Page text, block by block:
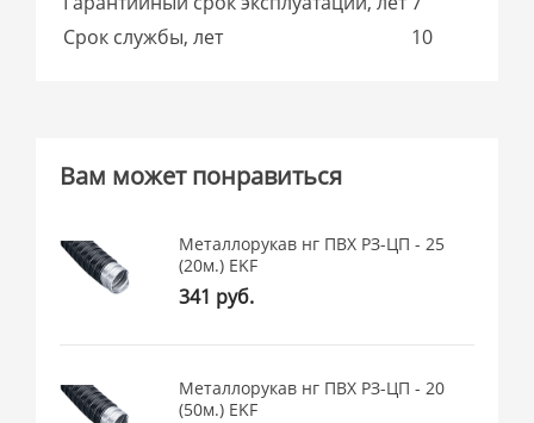
Срок службы, лет
10
Вам может понравиться
Металлорукав нг ПВХ РЗ-ЦП - 25
(20м.) EKF
341 руб.
Металлорукав нг ПВХ РЗ-ЦП - 20
(50м.) EKF